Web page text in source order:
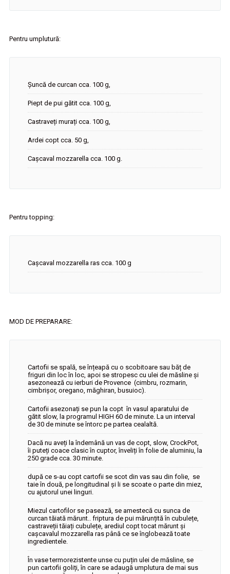
Pentru umplutură:
Șuncă de curcan cca. 100 g,
Piept de pui gătit cca. 100 g,
Castraveți murați cca. 100 g,
Ardei copt cca. 50 g,
Cașcaval mozzarella cca. 100 g.
Pentru topping:
Cașcaval mozzarella ras cca. 100 g
MOD DE PREPARARE:
Cartofii se spală, se înțeapă cu o scobitoare sau băț de
friguri din loc în loc, apoi se stropesc cu ulei de măsline și
asezonează cu ierburi de Provence (cimbru, rozmarin,
cimbrișor, oregano, măghiran, busuioc).
Cartofii asezonați se pun la copt în vasul aparatului de
gătit slow, la programul HIGH 60 de minute. La un interval
de 30 de minute se întorc pe partea cealaltă.
Dacă nu aveți la îndemână un vas de copt, slow, CrockPot,
îi puteți coace clasic în cuptor, înveliți în folie de aluminiu, la
250 grade cca. 30 minute.
după ce s-au copt cartofii se scot din vas sau din folie, se
taie în două, pe longitudinal și li se scoate o parte din miez,
cu ajutorul unei linguri.
Miezul cartofilor se pasează, se amestecă cu sunca de
curcan tăiată mărunt.. friptura de pui mărunțită în cubulețe,
castraveții tăiați cubulețe, arediul copt tocat mărunt și
cașcavalul mozzarella ras până ce se înglobează toate
ingredientele.
În vase termorezistente unse cu puțin ulei de măsline, se
pun cartofii goliți, în care se adaugă umplutura de mai sus